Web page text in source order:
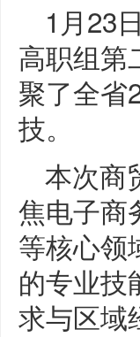
1月23
高职组第
聚了全省
技。
本次商
焦电子商
等核心领
的专业技
求与区域